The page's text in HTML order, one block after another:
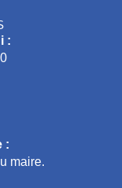
:
:
maire.